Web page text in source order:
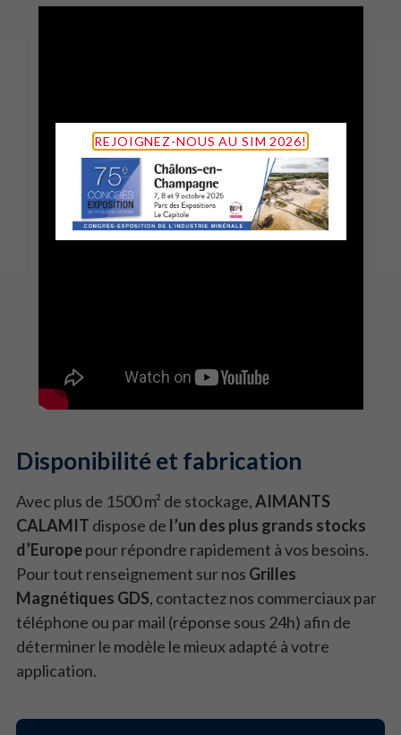
Disponibilité et fabrication
Avec plus de 1500 m² de stockage,AIMANTS
CALAMIT dispose de l’un des plus grands stocks
d’Europepour répondre rapidement à vos besoins.
Pour tout renseignement sur nos Grilles
Magnétiques GDS, contactez nos commerciaux par
téléphone ou par mail (réponse sous 24h) afin de
déterminer le modèle le mieux adapté à votre
application.
REJOIGNEZ-NOUS AU SIM 2026!